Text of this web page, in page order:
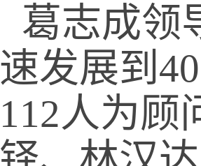
葛志成领
速发展到
112人为顾